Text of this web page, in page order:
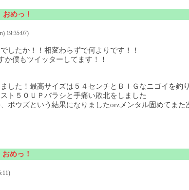
めっ！
19:35:07)
したか！！相変わらずで何よりです！！
か僕もツイッターしてます！！
した！最高サイズは５４センチとＢＩＧなニゴイを釣
ト５０ＵＰバラシと手痛い敗北をしました
ボウズという結果になりましたorzメンタル固めてま
めっ！